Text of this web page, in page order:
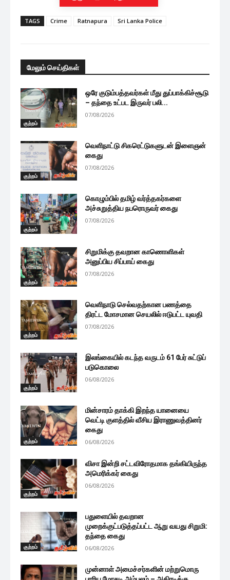
TAGS Crime Ratnapura Sri Lanka Police
மேலும் செய்திகள்
குற்றம்
ஒரே குடும்பத்தவர்கள் மீது துப்பாக்கிச்சூடு
– தந்தை உட்பட இருவர் பலி...
07/08/2026
குற்றம்
வெளிநாட்டு சிகரெட்டுகளுடன் இளைஞன்
கைது
07/08/2026
குற்றம்
கொழும்பில் தமிழ் வர்த்தகர்களை
அச்சுறுத்திய நபரொருவர் கைது
07/08/2026
குற்றம்
சிறுமிக்கு தவறான காணொளிகள்
அனுப்பிய சிப்பாய் கைது
07/08/2026
குற்றம்
வெளிநாடு செல்வதற்கான பணத்தை
திரட்ட மோசமான செயலில் ஈடுபட்ட யுவதி
07/08/2026
குற்றம்
இலங்கையில் கடந்த வருடம் 61 பேர் சுட்டுப்
படுகொலை
06/08/2026
குற்றம்
மின்சாரம் தாக்கி இறந்த யானையை
வெட்டி குளத்தில் வீசிய இராணுவத்தினர்
கைது
06/08/2026
குற்றம்
விசா இன்றி சட்டவிரோதமாக தங்கியிருந்த
அமெரிக்கர் கைது
06/08/2026
குற்றம்
பதுளையில் தவறான
முறைக்குட்படுத்தப்பட்ட ஆறு வயது சிறுமி:
தந்தை கைது
06/08/2026
முன்னாள் அமைச்சர்களின் மற்றுமொரு